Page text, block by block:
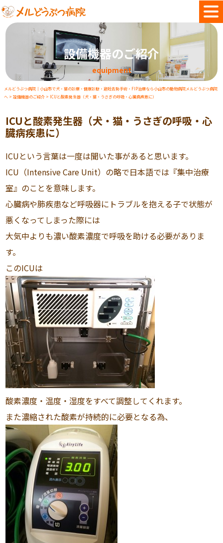
設備機器のご紹介
equipment
メルどうぶつ病院｜小山市で犬・猫の診療・健康診断・避妊去勢手術・FIP治療なら小山市の動物病院メルどうぶつ病院
へ > 設備機器のご紹介 > ICUと酸素発生器（犬・猫・うさぎの呼吸・心臓病疾患に）
ICUと酸素発生器（犬・猫・うさぎの呼吸・心
臓病疾患に）
ICUという言葉は一度は聞いた事があると思います。
ICU（Intensive Care Unit）の略で日本語では『集中治療
室』のことを意味します。
心臓病や肺疾患など呼吸器にトラブルを抱える子で状態が
悪くなってしまった際には
大気中よりも濃い酸素濃度で呼吸を助ける必要がありま
す。
このICUは
酸素濃度・温度・湿度をすべて調整してくれます。
また濃縮された酸素が持続的に必要となる為、